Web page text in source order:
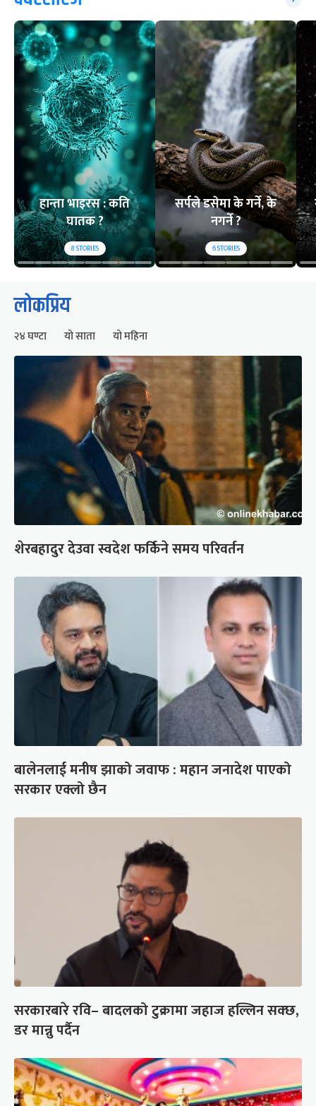
हान्ता भाइरस : कति
घातक ?
8STORIES
सर्पले डसेमा के गर्ने, के
नगर्ने ?
6STORIES
लोकप्रिय
२४ घण्टा यो साता यो महिना
शेरबहादुर देउवा स्वदेश फर्किने समय परिवर्तन
बालेनलाई मनीष झाको जवाफ : महान जनादेश पाएको
सरकार एक्लो छैन
सरकारबारे रवि– बादलको टुक्रामा जहाज हल्लिन सक्छ,
डर मान्नु पर्दैन